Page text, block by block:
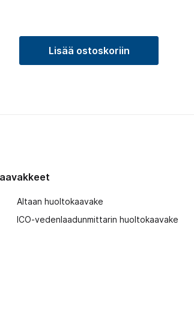
Lisää ostoskoriin
Altaan huoltokaavake
ICO-vedenlaadunmittarin huoltokaavake